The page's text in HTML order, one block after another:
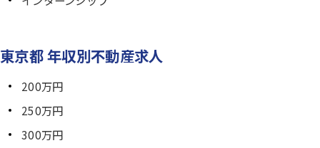
東京都 年収別不動産求人
200万円
250万円
300万円